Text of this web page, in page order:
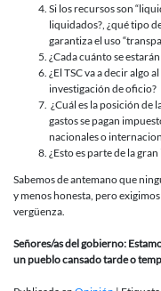
Si los recursos son
liquidados?, ¿qué tipo
garantiza el uso
¿Cada cuánto se
¿El TSC va a decir algo
investigación de oficio?
¿Cuál es la posición de
gastos se pagan
nacionales o
¿Esto es parte de la
Sabemos de antemano que
y menos honesta, pero
vergüenza.
Señores/as del gobierno:
un pueblo cansado tarde o